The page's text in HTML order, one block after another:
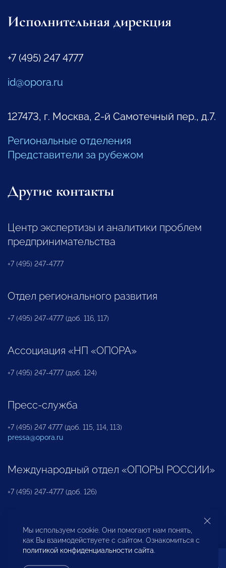
Исполнительная дирекция
+7 (495) 247 4777
id@opora.ru
127473, г. Москва, 2-й Самотечный пер., д.7.
Региональные отделения
Представители за рубежом
Другие контакты
Центр экспертизы и аналитики проблем
предпринимательства
+7 (495) 247-4777
Отдел регионального развития
+7 (495) 247-4777 (доб. 116, 117)
Ассоциация «НП «ОПОРА»
+7 (495) 247-4777 (доб. 124)
Пресс-служба
+7 (495) 247 4777 (доб. 115, 114, 113)
pressa@opora.ru
Международный отдел «ОПОРЫ РОССИИ»
+7 (495) 247-4777 (доб. 126)
Бюро по защите прав предпринимателей и
инвесторов
Мы используем cookie. Они помогают нам понять,
как Вы взаимодействуете с сайтом. Ознакомиться с
политикой конфиденциальности сайта.